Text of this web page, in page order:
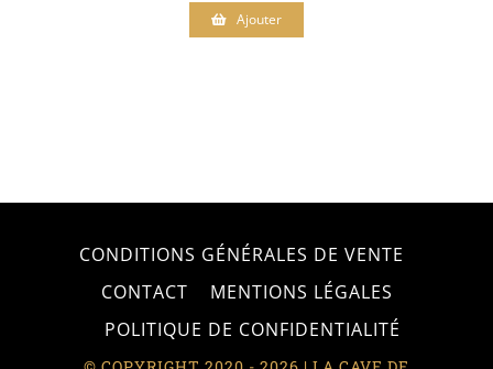
Ajouter
CONDITIONS GÉNÉRALES DE VENTE
CONTACT
MENTIONS LÉGALES
POLITIQUE DE CONFIDENTIALITÉ